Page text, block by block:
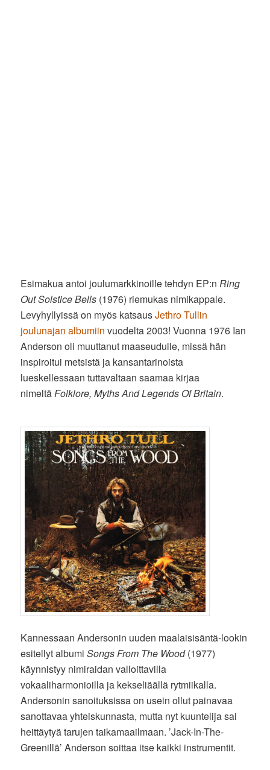
Esimakua antoi joulumarkkinoille tehdyn EP:n Ring
Out Solstice Bells (1976) riemukas nimikappale.
Levyhyllyissä on myös katsausJethro Tullin
joulunajan albumiin vuodelta 2003! Vuonna 1976 Ian
Anderson oli muuttanut maaseudulle, missä hän
inspiroitui metsistä ja kansantarinoista
lueskellessaan tuttavaltaan saamaa kirjaa
nimeltä Folklore, Myths And Legends Of Britain.
Kannessaan Andersonin uuden maalaisisäntä-lookin
esitellyt albumiSongs From The Wood(1977)
käynnistyy nimiraidan valloittavilla
vokaaliharmonioilla ja kekseliäällä rytmiikalla.
Andersonin sanoituksissa on usein ollut painavaa
sanottavaa yhteiskunnasta, mutta nyt kuuntelija sai
heittäytyä tarujen taikamaailmaan. ’Jack-In-The-
Greenillä’ Anderson soittaa itse kaikki instrumentit.